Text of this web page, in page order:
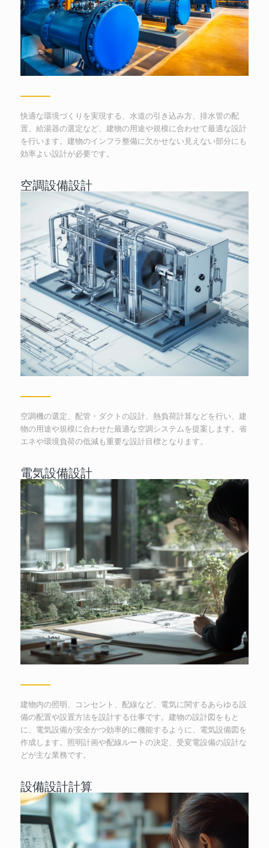
快適な環境づくりを実現する、水道の引き込み方、排水管の配
置、給湯器の選定など、建物の用途や規模に合わせて最適な設計
を行います。建物のインフラ整備に欠かせない見えない部分にも
効率よい設計が必要です。
空調設備設計
空調機の選定、配管・ダクトの設計、熱負荷計算などを行い、建
物の用途や規模に合わせた最適な空調システムを提案します。省
エネや環境負荷の低減も重要な設計目標となります。
電気設備設計
建物内の照明、コンセント、配線など、電気に関するあらゆる設
備の配置や設置方法を設計する仕事です。建物の設計図をもと
に、電気設備が安全かつ効率的に機能するように、電気設備図を
作成します。照明計画や配線ルートの決定、受変電設備の設計な
どが主な業務です。
設備設計計算